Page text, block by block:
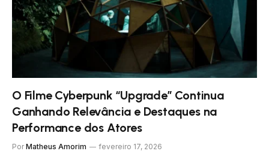
O Filme Cyberpunk “Upgrade” Continua
Ganhando Relevância e Destaques na
Performance dos Atores
Por Matheus Amorim fevereiro 17, 2026